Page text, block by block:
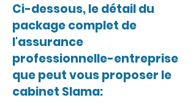
Ci-dessous, le détail du
package complet de
l'assurance
professionnelle-entreprise
que peut vous proposer le
cabinet Slama: